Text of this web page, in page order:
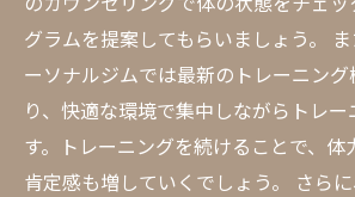
グラムを提案してもらいましょう。
ーソナルジムでは最新のトレーニン
り、快適な環境で集中しながらトレ
す。トレーニングを続けることで、
肯定感も増していくでしょう。 さら